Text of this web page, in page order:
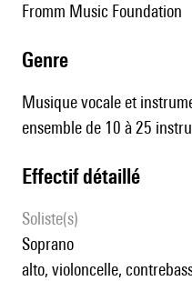
Fromm Music Foundation
genre
Musique vocale et
ensemble de 10 à 25
effectif détaillé
Soliste(s)
soprano
alto, violoncelle,